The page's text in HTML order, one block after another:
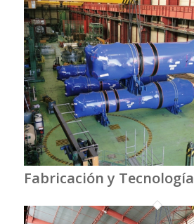
Fabricación y Tecnología